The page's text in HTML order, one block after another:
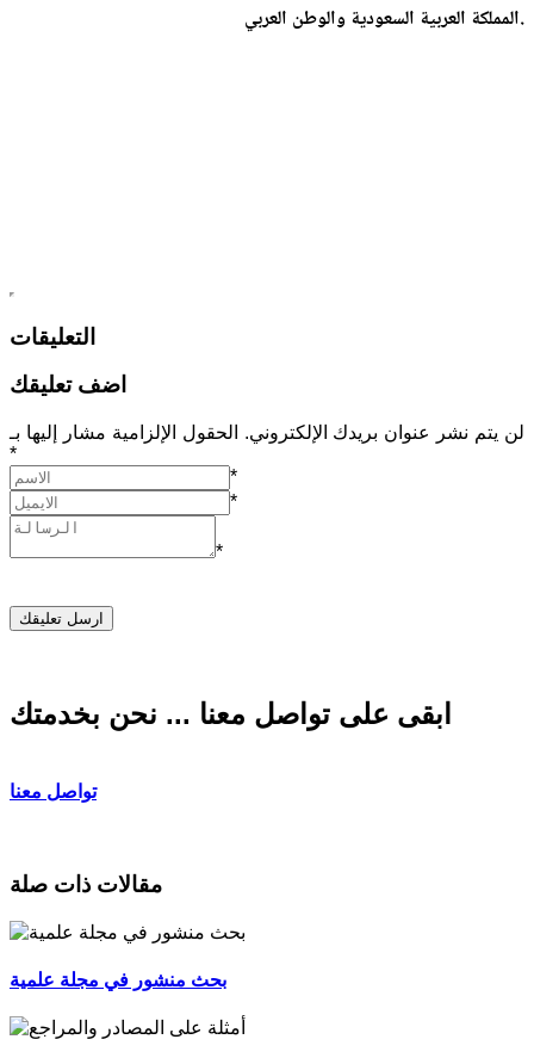
المملكة العربية السعودية والوطن العربي.
التعليقات
اضف تعليقك
لن يتم نشر عنوان بريدك الإلكتروني. الحقول الإلزامية مشار إليها بـ
*
*
*
*
ابقى على تواصل معنا ... نحن بخدمتك
تواصل معنا
مقالات ذات صلة
بحث منشور في مجلة علمية